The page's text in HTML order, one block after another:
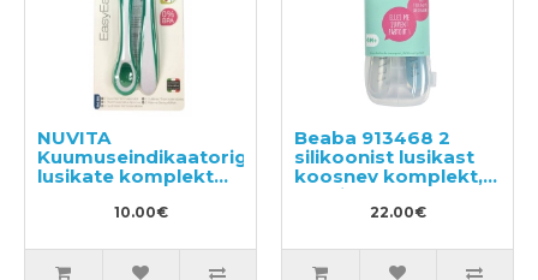
NUVITA
Kuumuseindikaatoriga
lusikate komplekt
10.00€
Beaba 913468 2
silikoonist lusikast
koosnev komplekt,
karbis.
22.00€